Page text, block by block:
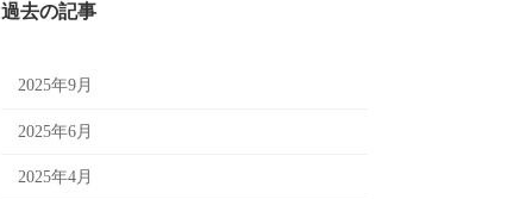
過去の記事
2025年9月
2025年6月
2025年4月